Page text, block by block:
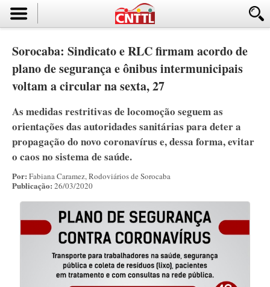
Sorocaba: Sindicato e RLC firmam acordo de
plano de segurança e ônibus intermunicipais
voltam a circular na sexta, 27
As medidas restritivas de locomoção seguem as
orientações das autoridades sanitárias para deter a
propagação do novo coronavírus e, dessa forma, evitar
o caos no sistema de saúde.
Por: Fabiana Caramez, Rodoviários de Sorocaba
Publicação: 26/03/2020